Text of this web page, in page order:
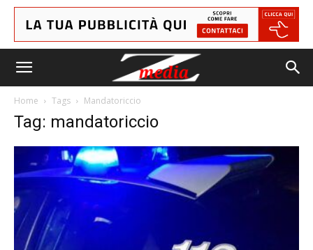
Home Tags Mandatoriccio
Tag: mandatoriccio